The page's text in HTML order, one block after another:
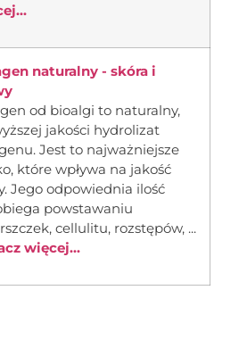
naturalny - skóra i
od bioalgi to naturalny,
jakości hydrolizat
Jest to najważniejsze
które wpływa na jakość
Jego odpowiednia ilość
powstawaniu
cellulitu, rozstępów, ...
więcej...